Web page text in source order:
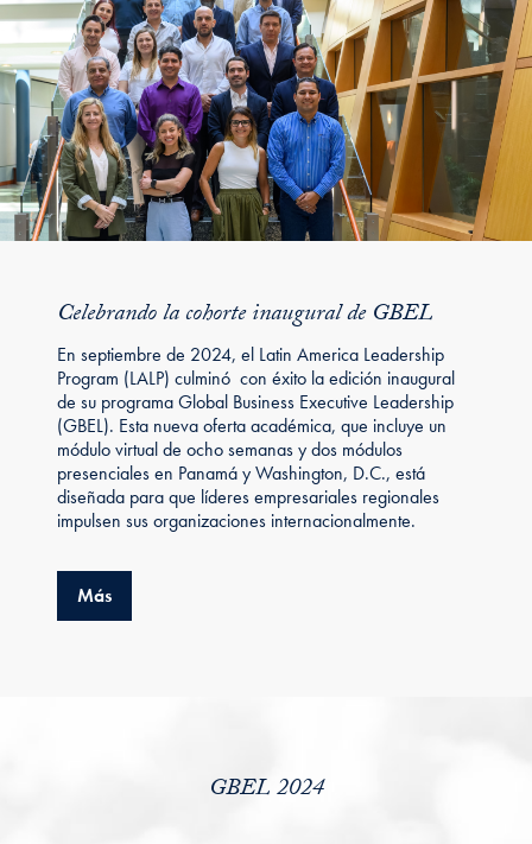
Celebrando la cohorte inaugural de GBEL
En septiembre de 2024, el Latin America Leadership
Program (LALP) culminó con éxito la edición inaugural
de su programa Global Business Executive Leadership
(GBEL). Esta nueva oferta académica, que incluye un
módulo virtual de ocho semanas y dos módulos
presenciales en Panamá y Washington, D.C., está
diseñada para que líderes empresariales regionales
impulsen sus organizaciones internacionalmente.
Másabout Celebrando la cohorte inaugural de GBEL
GBEL 2024